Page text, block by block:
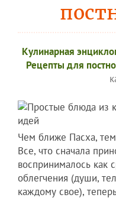
Кулинарная
Рецепты для
Чем ближе Пасха,
Все, что сначала
воспринималось как
облегчения (души,
каждому свое),